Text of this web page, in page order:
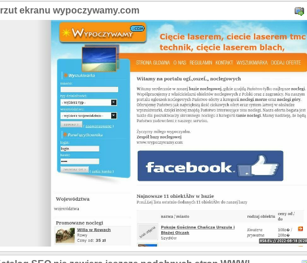
ekranu wypoczywamy.com